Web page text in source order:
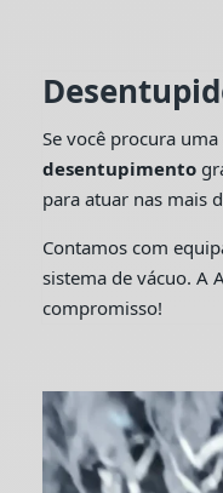
Se você procura uma
desentupimento
para atuar nas mais
Contamos com
sistema de vácuo. A
compromisso!